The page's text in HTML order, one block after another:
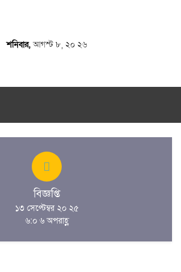
শনিবার,আগস্ট ৮, ২০ ২৬
বিজ্ঞপ্তি
১৩ সেপ্টেম্বর ২০ ২৫
৬:০ ৬ অপরাহ্ণ